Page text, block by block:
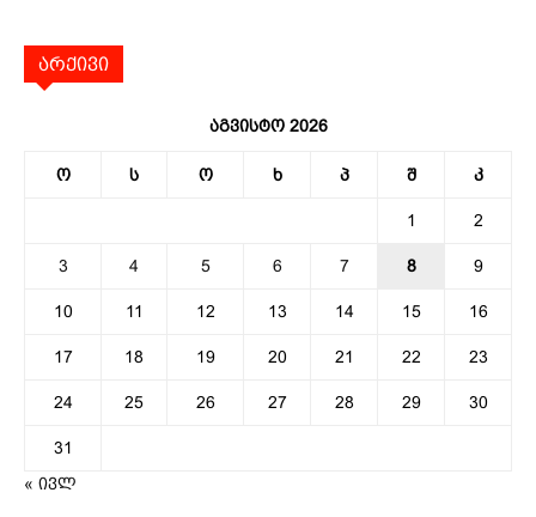
არქივი
აგვისტო 2026
ო ს ო ხ პ შ კ
1 2
3 4 5 6 7 8 9
10 11 12 13 14 15 16
17 18 19 20 21 22 23
24 25 26 27 28 29 30
31
« ივლ